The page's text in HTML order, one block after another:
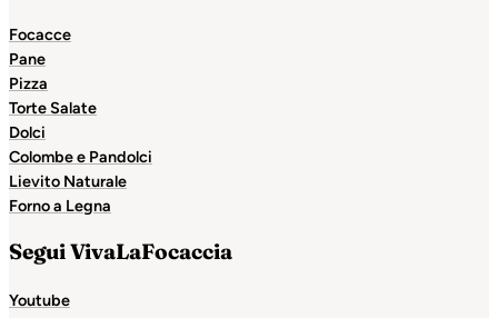
Focacce
Pane
Pizza
Torte Salate
Dolci
Colombe e Pandolci
Lievito Naturale
Forno a Legna
Segui VivaLaFocaccia
Youtube